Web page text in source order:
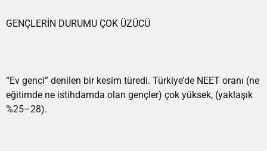
GENÇLERİN DURUMU ÇOK ÜZÜCÜ
“Ev genci” denilen bir kesim türedi. Türkiye’de NEET oranı (ne
eğitimde ne istihdamda olan gençler) çok yüksek, (yaklaşık
%25–28).